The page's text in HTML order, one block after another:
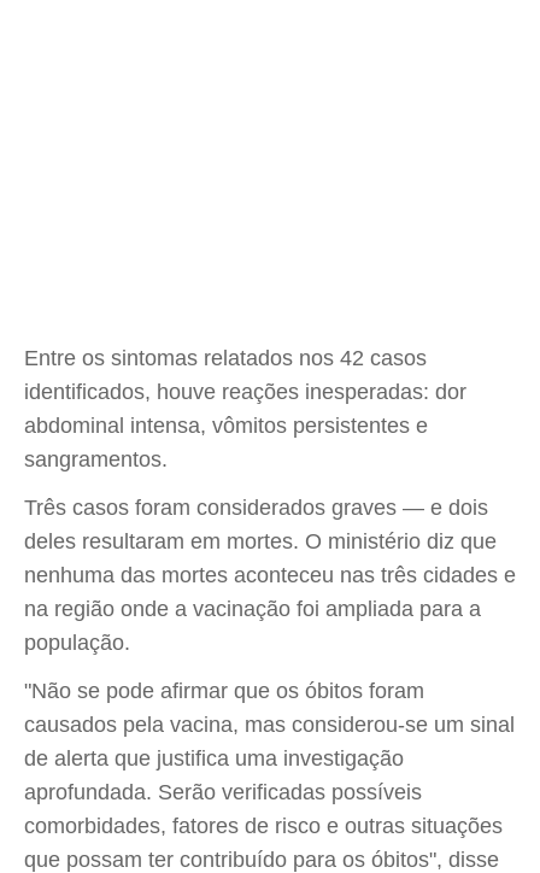
Entre os sintomas relatados nos 42 casos
identificados, houve reações inesperadas: dor
abdominal intensa, vômitos persistentes e
sangramentos.
Três casos foram considerados graves — e dois
deles resultaram em mortes. O ministério diz que
nenhuma das mortes aconteceu nas três cidades e
na região onde a vacinação foi ampliada para a
população.
"Não se pode afirmar que os óbitos foram
causados pela vacina, mas considerou-se um sinal
de alerta que justifica uma investigação
aprofundada. Serão verificadas possíveis
comorbidades, fatores de risco e outras situações
que possam ter contribuído para os óbitos", disse